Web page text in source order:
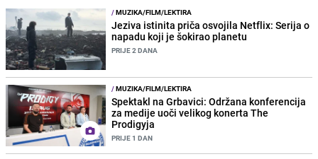
/MUZIKA/FILM/LEKTIRA
Jeziva istinita priča osvojila Netflix: Serija o
napadu koji je šokirao planetu
PRIJE 2 DANA
/MUZIKA/FILM/LEKTIRA
Spektakl na Grbavici: Održana konferencija
za medije uoči velikog konerta The
Prodigyja
PRIJE 1 DAN